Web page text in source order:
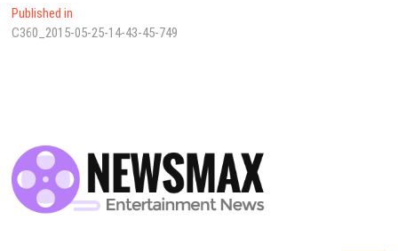
Yazı
dolaşımı
Published in
C360_2015-05-25-14-43-45-749